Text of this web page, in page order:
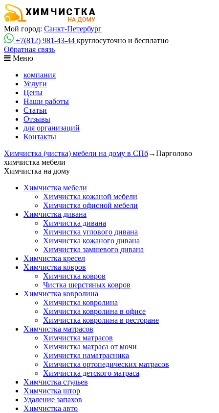
Мой город: Санкт-Петербург
+7(812) 981-43-44 круглосуточно и бесплатно
Обратная связь
Меню
компания
Услуги
Цены
Наши работы
Статьи
Отзывы
для организаций
Контакты
Химчистка (чистка) мебели на дому в СПб→Парголово
химчистка мебели
Химчистка на дому
Химчистка мебели
Химчистка кожаной мебели
Химчистка офисной мебели
Химчистка дивана
Химчистка дивана
Химчистка углового дивана
Химчистка кожаного дивана
Химчистка замшевого дивана
Химчистка кресел
Химчистка ковров
Химчистка ковров
Чистка шерстяных ковров
Химчистка ковролина
Химчистка ковролина
Химчистка ковролина в офисе
Химчистка ковролина в ресторане
Химчистка матрасов
Химчистка матрасов
Химчистка матраса от мочи
Химчистка наматрасника
Химчистка ортопедических матрасов
Химчистка детского матраса
Химчистка стульев
Химчистка штор
Удаление запахов
Химчистка авто